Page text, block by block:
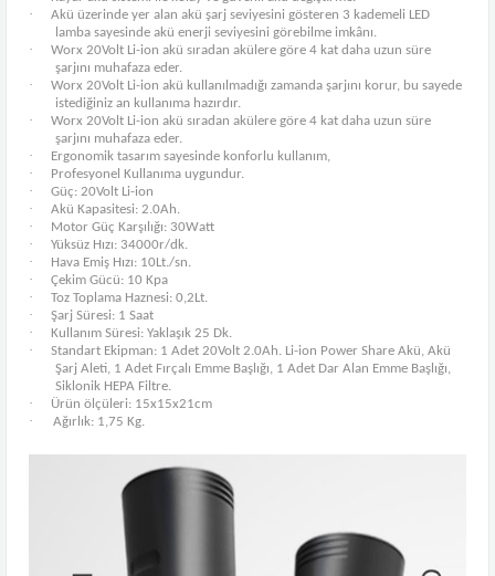
·
Akü üzerinde yer alan akü şarj seviyesini gösteren 3 kademeli LED
lamba sayesinde akü enerji seviyesini görebilme imkânı.
·
Worx 20Volt Li-ion akü sıradan akülere göre 4 kat daha uzun süre
şarjını muhafaza eder.
·
Worx 20Volt Li-ion akü kullanılmadığı zamanda şarjını korur, bu sayede
istediğiniz an kullanıma hazırdır.
·
Worx 20Volt Li-ion akü sıradan akülere göre 4 kat daha uzun süre
şarjını muhafaza eder.
· Ergonomik tasarım sayesinde konforlu kullanım,
· Profesyonel Kullanıma uygundur.
· Güç: 20Volt Li-ion
· Akü Kapasitesi: 2.0Ah.
· Motor Güç Karşılığı: 30Watt
· Yüksüz Hızı: 34000r/dk.
· Hava Emiş Hızı: 10Lt./sn.
· Çekim Gücü: 10 Kpa
· Toz Toplama Haznesi: 0,2Lt.
· Şarj Süresi: 1 Saat
· Kullanım Süresi: Yaklaşık 25 Dk.
·
Standart Ekipman: 1 Adet 20Volt 2.0Ah. Li-ion Power Share Akü, Akü
Şarj Aleti, 1 Adet Fırçalı Emme Başlığı, 1 Adet Dar Alan Emme Başlığı,
Siklonik HEPA Filtre.
· Ürün ölçüleri: 15x15x21cm
· Ağırlık: 1,75 Kg.